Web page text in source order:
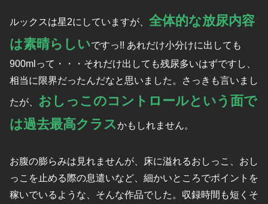
ルックスは星2にしていますが、 全体的な放尿内容
は素晴らしいですっ!! あれだけ小分けに出しても
900mlって・・・それだけ出しても残尿多いはずですし、
相当に限界だったんだなと思いました。さっきも言いまし
たが、 おしっこのコントロールという面で
は過去最高クラスかもしれません。
お腹の膨らみは見れませんが、床に溢れるおしっこ、おし
っこを止める際の息遣いなど、細かいところでポイントを
稼いでいるような、そんな作品でした。収録時間も短くそ